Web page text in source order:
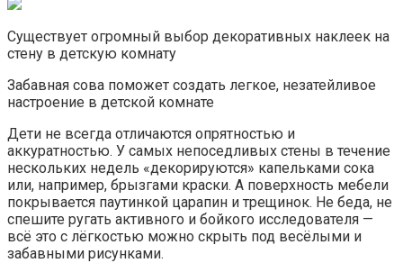
Существует огромный выбор декоративных наклеек на
стену в детскую комнату
Забавная сова поможет создать легкое, незатейливое
настроение в детской комнате
Дети не всегда отличаются опрятностью и
аккуратностью. У самых непоседливых стены в течение
нескольких недель «декорируются» капельками сока
или, например, брызгами краски. А поверхность мебели
покрывается паутинкой царапин и трещинок. Не беда, не
спешите ругать активного и бойкого исследователя —
всё это с лёгкостью можно скрыть под весёлыми и
забавными рисунками.